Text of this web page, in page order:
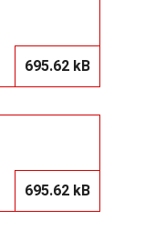
695.62 kB
695.62 kB